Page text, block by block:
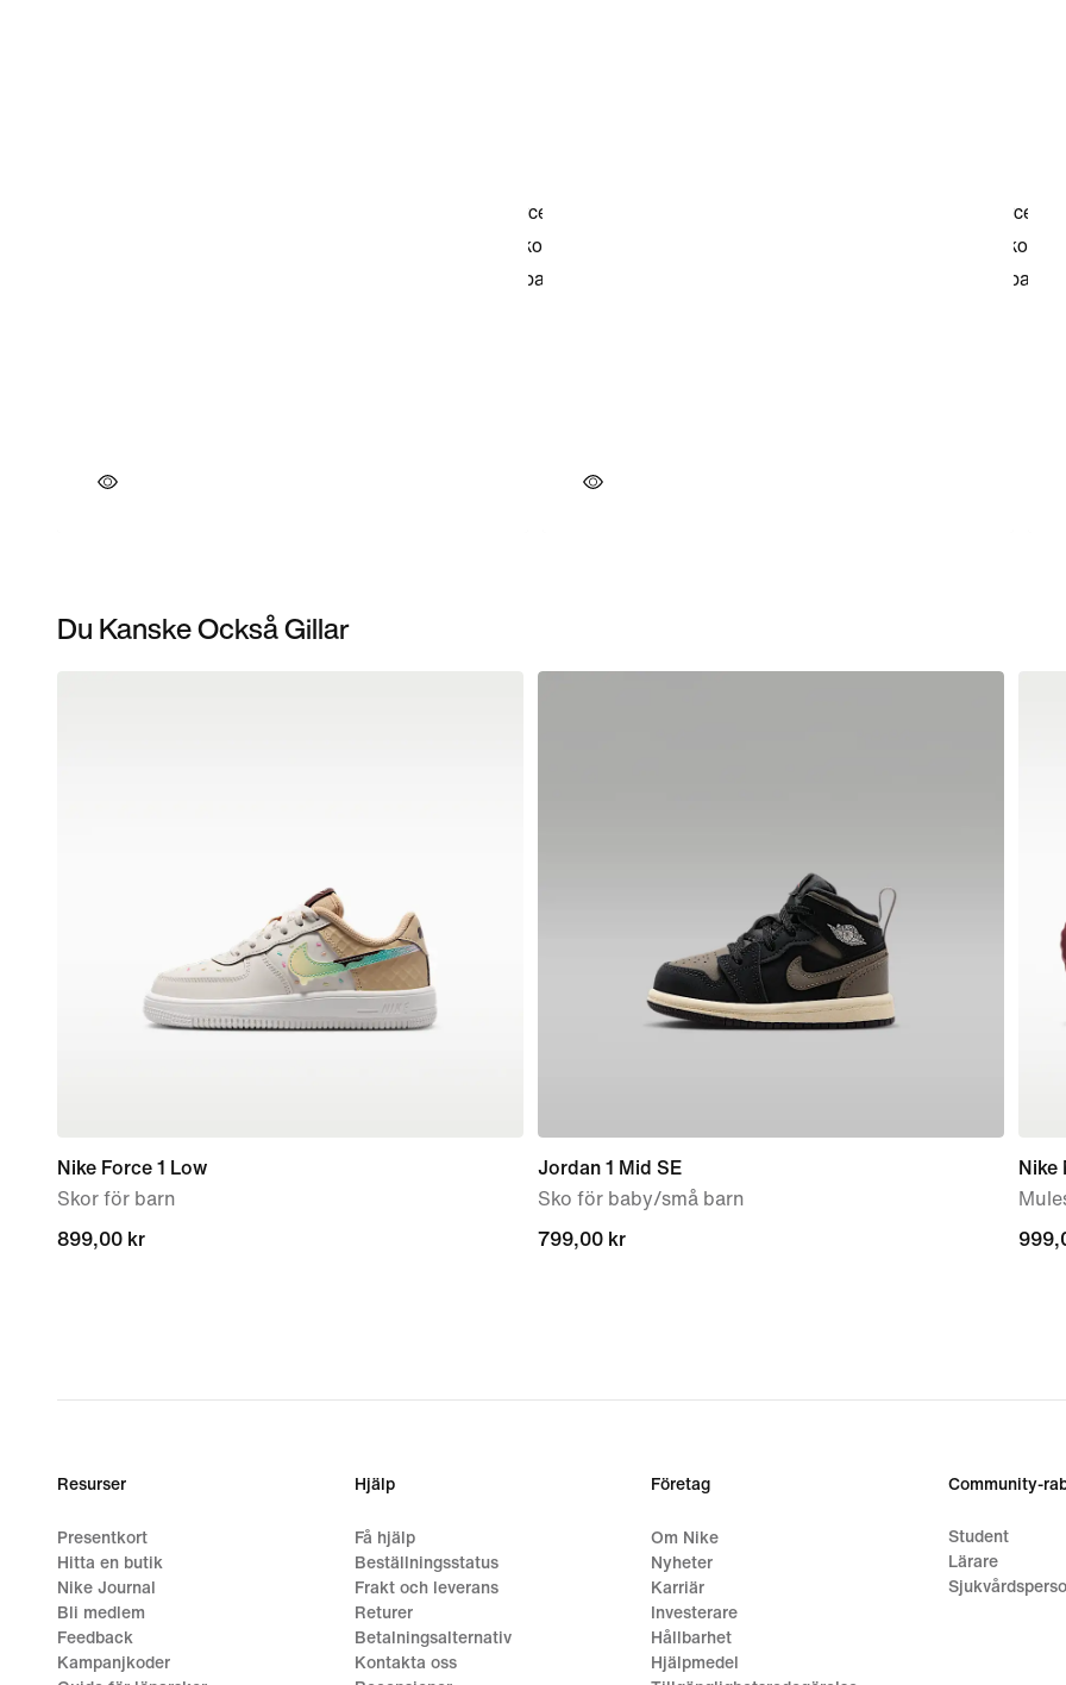
Du Kanske Också Gillar
Nike Force 1 Low
Skor för barn
899,00 kr
899,00 kr
Jordan 1 Mid SE
Sko för baby/små barn
799,00 kr
799,00 kr
Nike
Resurser
Presentkort
Hitta en butik
Nike Journal
Bli medlem
Feedback
Kampanjkoder
Hjälp
Få hjälp
Beställningsstatus
Frakt och leverans
Returer
Betalningsalternativ
Kontakta oss
Företag
Om Nike
Nyheter
Karriär
Investerare
Hållbarhet
Hjälpmedel
Community-
Student
Lärare